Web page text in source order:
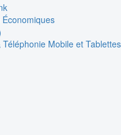
Téléphonie Mobile et Tablettes